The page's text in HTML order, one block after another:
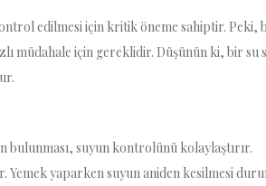
edilmesi için kritik öneme sahiptir. Peki,
için gereklidir. Düşünün ki, bir su
bulunması, suyun kontrolünü kolaylaştırır.
Yemek yaparken suyun aniden kesilmesi